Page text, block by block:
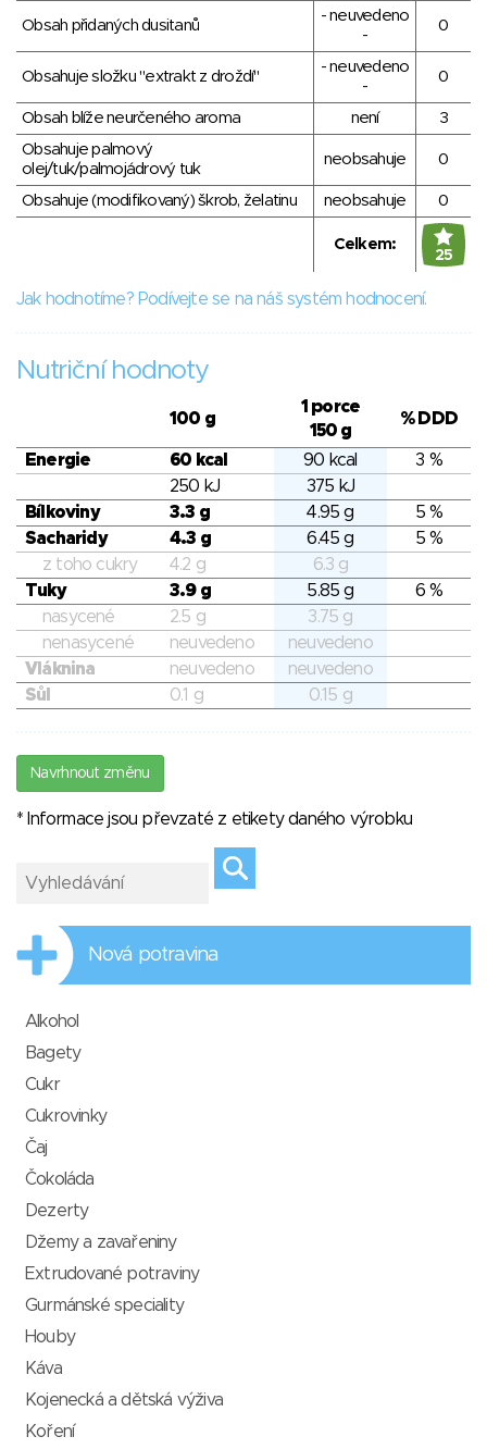
Obsah přidaných dusitanů
- neuvedeno
-
0
Obsahuje složku "extrakt z droždí"
- neuvedeno
-
0
Obsah blíže neurčeného aroma není
3
Obsahuje palmový
olej/tuk/palmojádrový tuk
neobsahuje 0
Obsahuje (modifikovaný) škrob, želatinu neobsahuje 0
Celkem:
25
Jak hodnotíme? Podívejte se na náš systém hodnocení.
Nutriční hodnoty
100 g
1 porce
150 g
% DDD
Energie 60 kcal 90 kcal
3 %
250 kJ
375 kJ
Bílkoviny
3.3 g 4.95 g
5 %
Sacharidy
4.3 g 6.45 g
5 %
z toho cukry
4.2 g
6.3 g
Tuky
3.9 g 5.85 g
6 %
nasycené
2.5 g
3.75 g
nenasycené
neuvedeno
neuvedeno
Vláknina
neuvedeno
neuvedeno
Sůl
0.1 g 0.15 g
Navrhnout změnu
* Informace jsou převzaté z etikety daného výrobku
Nová potravina
Alkohol
Bagety
Cukr
Cukrovinky
Čaj
Čokoláda
Dezerty
Džemy a zavařeniny
Extrudované potraviny
Gurmánské speciality
Houby
Káva
Kojenecká a dětská výživa
Koření